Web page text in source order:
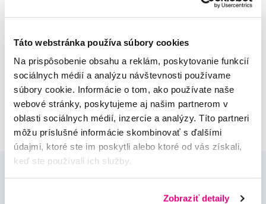
Táto webstránka používa súbory cookies
Na prispôsobenie obsahu a reklám, poskytovanie funkcií
sociálnych médií a analýzu návštevnosti používame
súbory cookie. Informácie o tom, ako používate naše
webové stránky, poskytujeme aj našim partnerom v
oblasti sociálnych médií, inzercie a analýzy. Títo partneri
môžu príslušné informácie skombinovať s ďalšími
údajmi, ktoré ste im poskytli alebo ktoré od vás získali,
keď ste používali ich služby.
Zobraziť detaily
odborná konzultácia dentálnej
Lucie Vokůrková
odborná konzultácia dentálnej
starostlivosti